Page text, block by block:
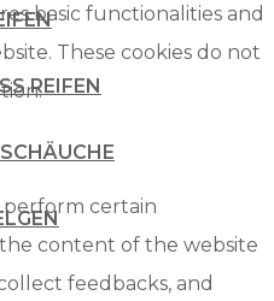
REIFEN
basic functionalities and
These cookies do not
certain
content of the website
feedbacks, and